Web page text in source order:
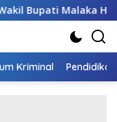
HMS Tinjau
Kriminal Pendidikan